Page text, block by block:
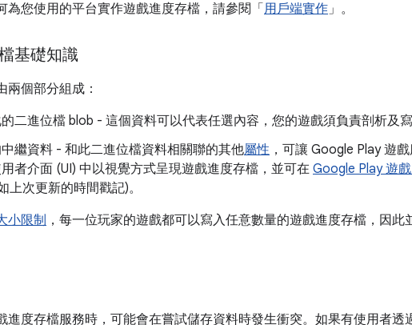
為您使用的平台實作遊戲進度存檔，請參閱「 用戶端實作」。
基礎知識
兩個部分組成：
二進位檔 blob - 這個資料可以代表任選內容，您的遊戲須負責剖析及寫
繼資料 - 和此二進位檔資料相關聯的其他屬性 ，可讓 Google Play 遊
者介面 (UI) 中以視覺方式呈現遊戲進度存檔，並可在 Google Play 遊
上次更新的時間戳記)。
小限制 ，每一位玩家的遊戲都可以寫入任意數量的遊戲進度存檔，因
進度存檔服務時，可能會在嘗試儲存資料時發生衝突。如果有使用者透